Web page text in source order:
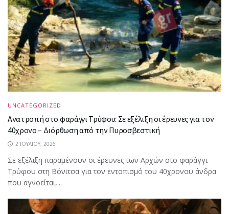
UNCATEGORIZED
Ανατροπή στο φαράγγι Τρύφου: Σε εξέλιξη οι έρευνες για τον
40χρονο – Διόρθωση από την Πυροσβεστική
2 ΙΟΥΛΊΟΥ, 2026
Σε εξέλιξη παραμένουν οι έρευνες των Αρχών στο φαράγγι
Τρύφου στη Βόνιτσα για τον εντοπισμό του 40χρονου άνδρα
που αγνοείται,...